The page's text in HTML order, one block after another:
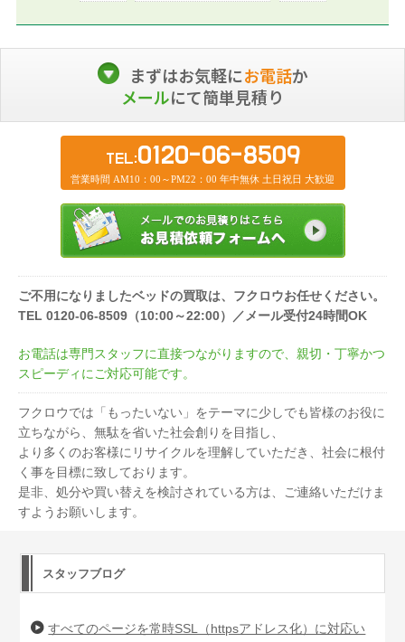
まずはお気軽にお電話か
メールにて簡単見積り
TEL:0120-06-8509
営業時間 AM10：00～PM22：00 年中無休 土日祝日 大歓迎
ご不用になりましたベッドの買取は、フクロウお任せください。
TEL 0120-06-8509（10:00～22:00）／メール受付24時間OK
お電話は専門スタッフに直接つながりますので、親切・丁寧かつ
スピーディにご対応可能です。
フクロウでは「もったいない」をテーマに少しでも皆様のお役に
立ちながら、無駄を省いた社会創りを目指し、
より多くのお客様にリサイクルを理解していただき、社会に根付
く事を目標に致しております。
是非、処分や買い替えを検討されている方は、ご連絡いただけま
すようお願いします。
スタッフブログ
すべてのページを常時SSL（httpsアドレス化）に対応い